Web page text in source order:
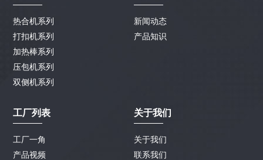
热合机系列
打扣机系列
加热棒系列
压包机系列
双侧机系列
新闻动态
产品知识
工厂列表
工厂一角
产品视频
关于我们
关于我们
联系我们